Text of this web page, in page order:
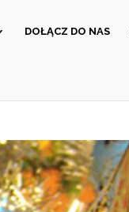
DOŁĄCZ DO NAS